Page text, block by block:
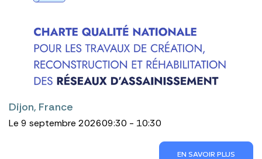
Dijon, France
Le 9 septembre 202609:30 - 10:30
EN SAVOIR PLUS